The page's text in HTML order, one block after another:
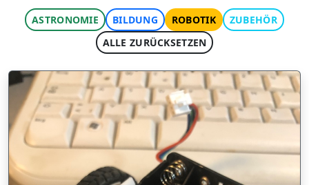
ASTRONOMIE BILDUNG ROBOTIK
ZUBEHÖR
ALLE ZURÜCKSETZEN